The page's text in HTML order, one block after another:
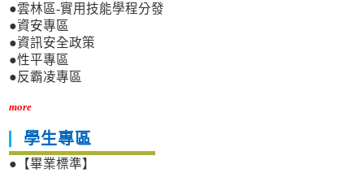
●雲林區-實用技能學程分發
●資安專區
●資訊安全政策
●性平專區
●反霸凌專區
more
學生專區
●【畢業標準】